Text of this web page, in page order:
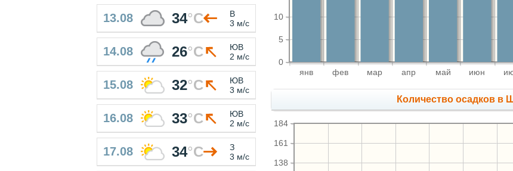
янв фев мар апр май июн
0
5
10
Количество осадков в
138
161
184
13.08 34°C
В
3 м/с
14.08 26°C
ЮВ
2 м/с
15.08 32°C
ЮВ
3 м/с
16.08 33°C
ЮВ
2 м/с
17.08 34°C
З
3 м/с